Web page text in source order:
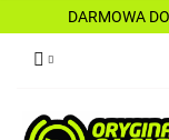
DARMOWA